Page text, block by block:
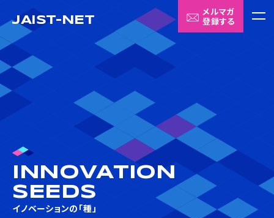
JAIST-NET メ
ABOUT US
INNOVATION SEEDS
イノベーションの「種」
MATCHING HUB
Matching HUBについて
メルマガ
登録する
INNOVATION
SEEDS
イノベーションの「種」